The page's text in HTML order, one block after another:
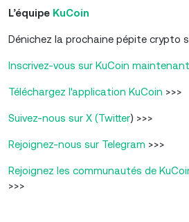
L’équipe KuCoin
Dénichez la prochaine pépite crypto
Inscrivez-vous sur KuCoin
Téléchargez l'application KuCoin >>>
Suivez-nous sur X (Twitter) >>>
Rejoignez-nous sur Telegram >>>
Rejoignez les communautés de
>>>